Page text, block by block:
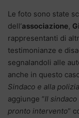
Le foto sono state
dell’associazione,
rappresentanti di
testimonianze e
segnalandoli alle
anche in questo
Sindaco e alla
aggiunge “Il
pronto intervento”